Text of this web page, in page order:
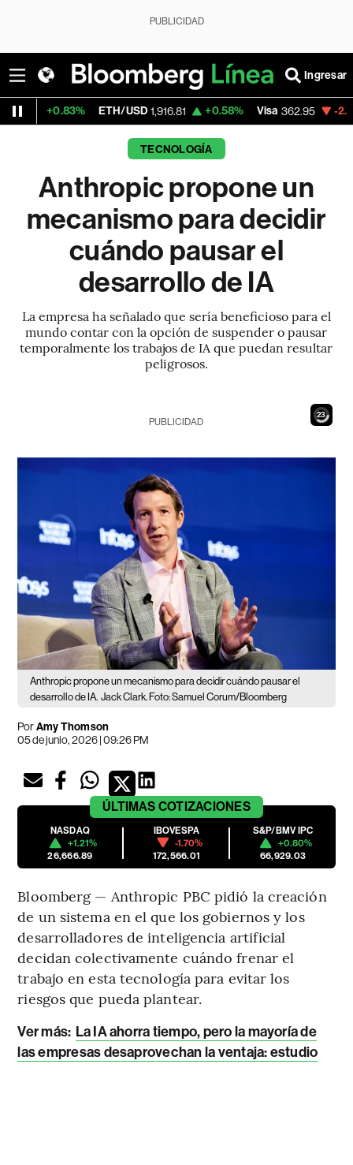
PUBLICIDAD
Ingresar
ETH/USD 1,916.81 +0.58% Visa 362.95 -2.03%
TECNOLOGÍA
Anthropic propone un
mecanismo para decidir
cuándo pausar el
desarrollo de IA
La empresa ha señalado que sería beneficioso para el
mundo contar con la opción de suspender o pausar
temporalmente los trabajos de IA que puedan resultar
peligrosos.
21
PUBLICIDAD
Anthropic propone un mecanismo para decidir cuándo pausar el
desarrollo de IA. Jack Clark. Foto: Samuel Corum/Bloomberg
PorAmy Thomson
05 de junio, 2026 | 09:26 PM
ÚLTIMAS COTIZACIONES
NASDAQ
+1.21%
26,666.89
IBOVESPA
-1.70%
172,566.01
S&P/BMV IPC
+0.80%
66,929.03
Bloomberg — Anthropic PBC pidió la creación
de un sistema en el que los gobiernos y los
desarrolladores de inteligencia artificial
decidan colectivamente cuándo frenar el
trabajo en esta tecnología para evitar los
riesgos que pueda plantear.
Ver más: La IA ahorra tiempo, pero la mayoría de
las empresas desaprovechan la ventaja: estudio